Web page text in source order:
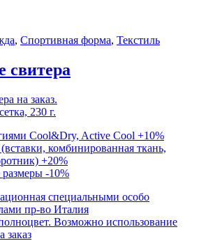
, Спортивная форма, Текстиль
свитера
на заказ.
230 г.
Cool&Dry, Active Cool +10%
комбинированная ткань,
+20%
размеры -10%
специальными особо
пр-во Италия
Возможно использование
заказ